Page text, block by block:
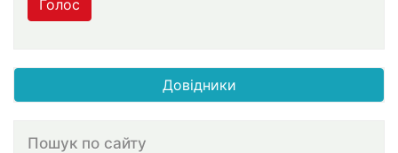
Голос
Довідники
Пошук по сайту